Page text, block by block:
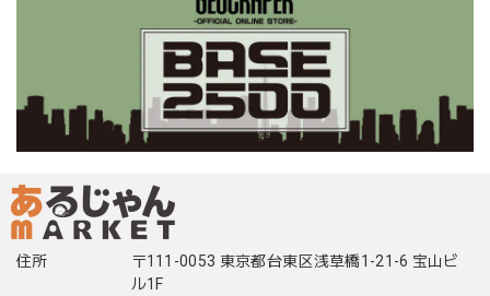
住所
〒111-0053 東京都台東区浅草橋1-21-6 宝山ビ
ル1F